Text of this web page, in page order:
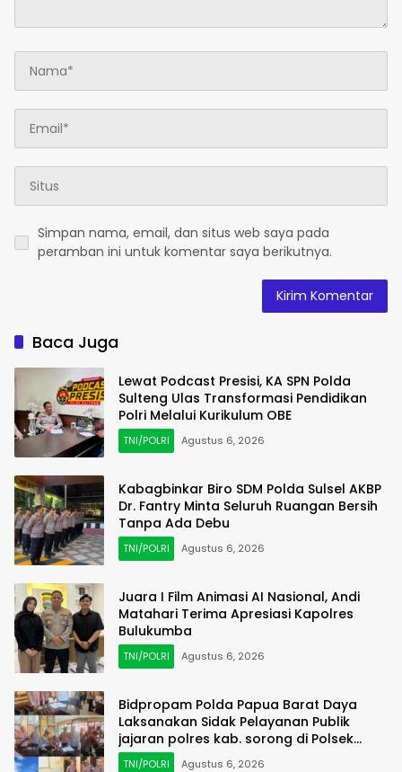
Simpan nama, email, dan situs web saya pada
peramban ini untuk komentar saya berikutnya.
Baca Juga
Lewat Podcast Presisi, KA SPN Polda
Sulteng Ulas Transformasi Pendidikan
Polri Melalui Kurikulum OBE
TNI/POLRI Agustus 6, 2026
Kabagbinkar Biro SDM Polda Sulsel AKBP
Dr. Fantry Minta Seluruh Ruangan Bersih
Tanpa Ada Debu
TNI/POLRI Agustus 6, 2026
Juara I Film Animasi AI Nasional, Andi
Matahari Terima Apresiasi Kapolres
Bulukumba
TNI/POLRI Agustus 6, 2026
Bidpropam Polda Papua Barat Daya
Laksanakan Sidak Pelayanan Publik
jajaran polres kab. sorong di Polsek
Salawati
TNI/POLRI Agustus 6, 2026